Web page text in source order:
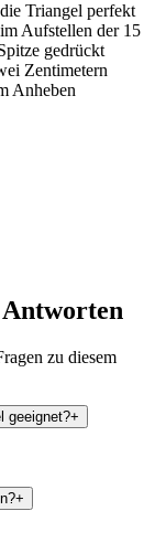
Triangel perfekt
Aufstellen der 15
gedrückt
Zentimetern
Anheben
Antworten
zu diesem
geeignet?+
+